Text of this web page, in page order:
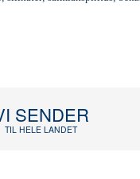
SENDER
TIL HELE LANDET